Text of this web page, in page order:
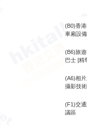
(B0)香
車廂設備
(B6)旅
巴士 [精
(A6)相
攝影技術
(F1)交
議區